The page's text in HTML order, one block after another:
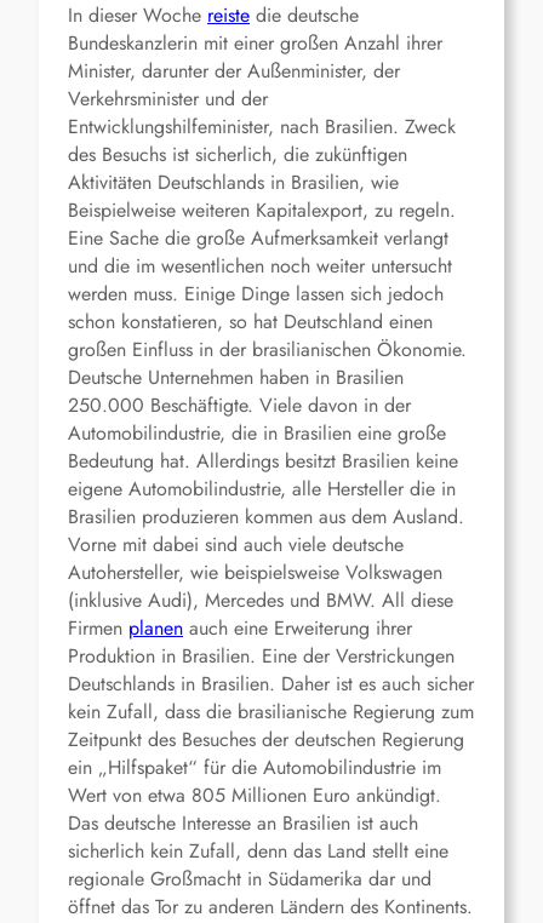
In dieser Woche reiste die deutsche
Bundeskanzlerin mit einer großen Anzahl ihrer
Minister, darunter der Außenminister, der
Verkehrsminister und der
Entwicklungshilfeminister, nach Brasilien. Zweck
des Besuchs ist sicherlich, die zukünftigen
Aktivitäten Deutschlands in Brasilien, wie
Beispielweise weiteren Kapitalexport, zu regeln.
Eine Sache die große Aufmerksamkeit verlangt
und die im wesentlichen noch weiter untersucht
werden muss. Einige Dinge lassen sich jedoch
schon konstatieren, so hat Deutschland einen
großen Einfluss in der brasilianischen Ökonomie.
Deutsche Unternehmen haben in Brasilien
250.000 Beschäftigte. Viele davon in der
Automobilindustrie, die in Brasilien eine große
Bedeutung hat. Allerdings besitzt Brasilien keine
eigene Automobilindustrie, alle Hersteller die in
Brasilien produzieren kommen aus dem Ausland.
Vorne mit dabei sind auch viele deutsche
Autohersteller, wie beispielsweise Volkswagen
(inklusive Audi), Mercedes und BMW. All diese
Firmen planen auch eine Erweiterung ihrer
Produktion in Brasilien. Eine der Verstrickungen
Deutschlands in Brasilien. Daher ist es auch sicher
kein Zufall, dass die brasilianische Regierung zum
Zeitpunkt des Besuches der deutschen Regierung
ein „Hilfspaket“ für die Automobilindustrie im
Wert von etwa 805 Millionen Euro ankündigt.
Das deutsche Interesse an Brasilien ist auch
sicherlich kein Zufall, denn das Land stellt eine
regionale Großmacht in Südamerika dar und
öffnet das Tor zu anderen Ländern des Kontinents.